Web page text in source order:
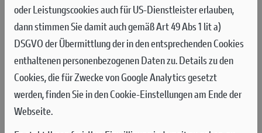
Bagnaia setzte sich in der Anfangsphase des Trainings an die
Spitze und blieb während der gesamten Session unter den
Spitzenreitern. In der Schlussphase kletterte Pecco wieder auf
den zweiten Platz und lag am Ende nur 0,091 Sekunden hinter
der schnellsten Rundenzeit des Tages. Márquez, der nach dem
ersten freien Training für die Teilnahme am Brembo Grand Prix
für fit erklärt worden war, sicherte sich dank eines
hervorragenden Zeitangriffs in den letzten Minuten der
oder Leistungscookies auch für US-Dienstleister erlauben,
dann stimmen Sie damit auch gemäß Art 49 Abs 1 lit a)
DSGVO der Übermittlung der in den entsprechenden Cookies
enthaltenen personenbezogenen Daten zu. Details zu den
Cookies, die für Zwecke von Google Analytics gesetzt
werden, finden Sie in den Cookie-Einstellungen am Ende der
Webseite.